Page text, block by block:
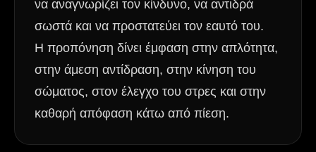
να αναγνωρίζει τον κίνδυνο, να αντιδρά
σωστά και να προστατεύει τον εαυτό του.
Η προπόνηση δίνει έμφαση στην απλότητα,
στην άμεση αντίδραση, στην κίνηση του
σώματος, στον έλεγχο του στρες και στην
καθαρή απόφαση κάτω από πίεση.